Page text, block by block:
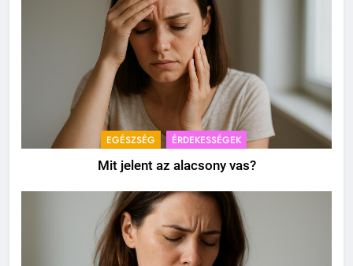
EGÉSZSÉG ÉRDEKESSÉGEK
Mit jelent az alacsony vas?